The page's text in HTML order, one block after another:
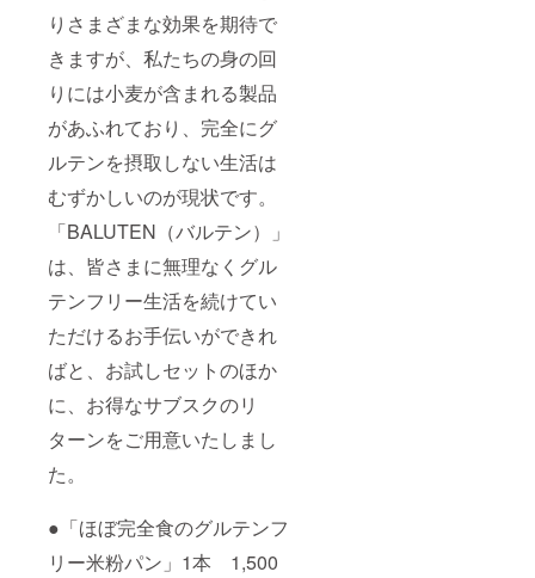
りさまざまな効果を期待で
きますが、私たちの身の回
りには小麦が含まれる製品
があふれており、完全にグ
ルテンを摂取しない生活は
むずかしいのが現状です。
「BALUTEN（バルテン）」
は、皆さまに無理なくグル
テンフリー生活を続けてい
ただけるお手伝いができれ
ばと、お試しセットのほか
に、お得なサブスクのリ
ターンをご用意いたしまし
た。
●「ほぼ完全食のグルテンフ
リー米粉パン」1本 1,500